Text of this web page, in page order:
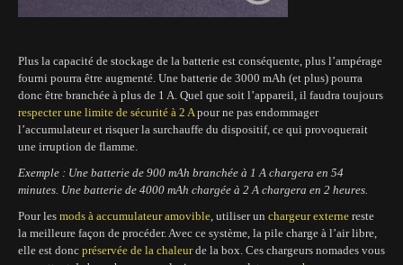
Plus la capacité de stockage de la batterie est conséquente, plus l’ampérage
fourni pourra être augmenté. Une batterie de 3000 mAh (et plus) pourra
donc être branchée à plus de 1 A. Quel que soit l’appareil, il faudra toujours
respecter une limite de sécurité à 2 Apour ne pas endommager
l’accumulateur et risquer la surchauffe du dispositif, ce qui provoquerait
une irruption de flamme.
Exemple : Une batterie de 900 mAh branchée à 1 A chargera en 54
minutes. Une batterie de 4000 mAh chargée à 2 A chargera en 2 heures.
Pour les mods à accumulateur amovible, utiliser un chargeur externe reste
la meilleure façon de procéder. Avec ce système, la pile charge à l’air libre,
elle est donc préservée de la chaleurde la box. Ces chargeurs nomades vous